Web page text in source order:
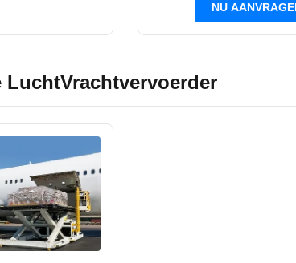
NU
LuchtVrachtvervoerder